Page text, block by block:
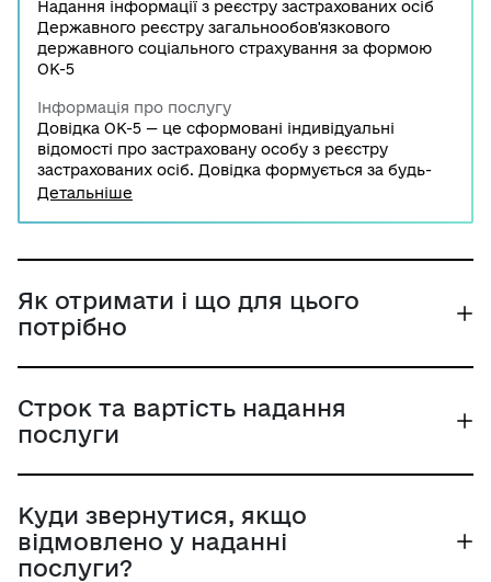
Надання інформації з реєстру застрахованих осіб
Державного реєстру загальнообов'язкового
державного соціального страхування за формою
ОК-5
Інформація про послугу
Довідка ОК-5 — це сформовані індивідуальні
відомості про застраховану особу з реєстру
застрахованих осіб. Довідка формується за будь-
який період, починаючи з 2000 року, та містить,
України в паперовій та в електронній формі.
Довідку ОК-5 можливо також згенерувати на
Порталі Дія.
Детальніше
Як отримати і що для цього
потрібно
Строк та вартість надання
послуги
Куди звернутися, якщо
відмовлено у наданні
послуги?